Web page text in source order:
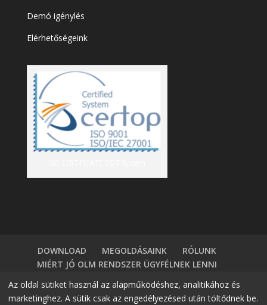
Demó igénylés
Elérhetőségeink
DOWNLOAD MEGOLDÁSAINK
RÓLUNK
MIÉRT JÓ OLM RENDSZER ÜGYFÉLNEK LENNI
BELÉPÉS
DEMÓ IGÉNYLÉS KAPCSOLAT
Az oldal sütiket használ az alapműködéshez, analitikához és
marketinghez. A sütik csak az engedélyezésed után töltődnek be.